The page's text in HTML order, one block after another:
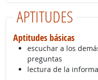
APTITUDES
Aptitudes básicas
escuchar a los
preguntas
lectura de la